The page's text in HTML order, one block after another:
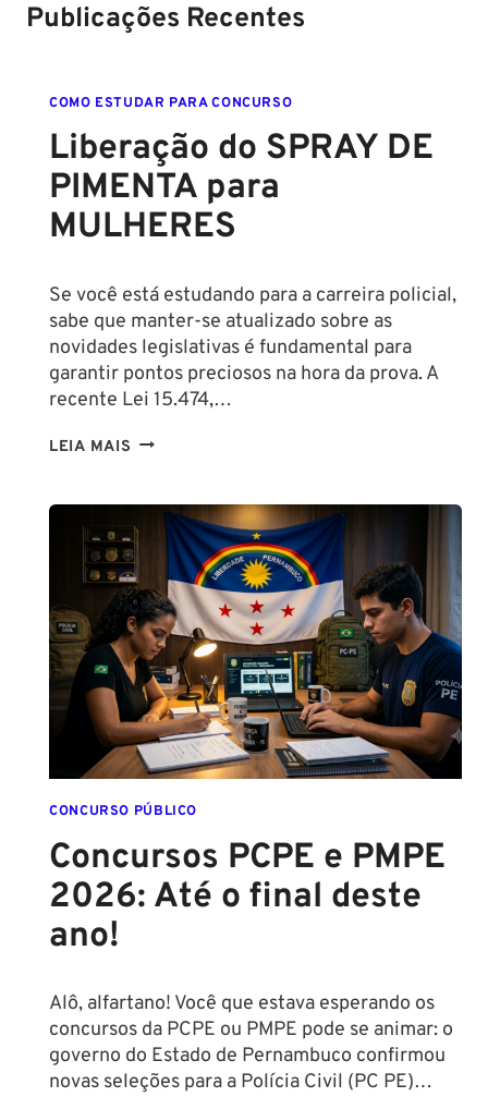
Publicações Recentes
COMO ESTUDAR PARA CONCURSO
Liberação do SPRAY DE
PIMENTA para
MULHERES
Se você está estudando para a carreira policial,
sabe que manter-se atualizado sobre as
novidades legislativas é fundamental para
garantir pontos preciosos na hora da prova. A
recente Lei 15.474,…
LEIA MAIS LIBERAÇÃO
DE
PIMENTA
PARA
MULHERES
CONCURSO PÚBLICO
Concursos PCPE e PMPE
2026: Até o final deste
ano!
Alô, alfartano! Você que estava esperando os
concursos da PCPE ou PMPE pode se animar: o
governo do Estado de Pernambuco confirmou
novas seleções para a Polícia Civil (PC PE)…